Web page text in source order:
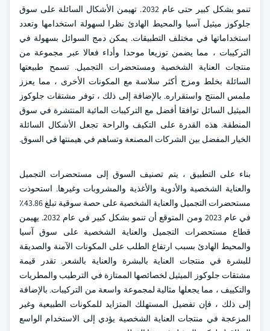
تنمو بشكل كبير حتى عام 2032. تهيمن الأشكال السائلة على سوق
جلوكوز ميثيل آسيا والمحيط الهادئ نظرا لسهولة استخدامها وتعدد
استخداماتها في مختلف التطبيقات. يمكن دمج السوائل بسهولة في
التركيبات ، مما يضمن توزيعا موحدا وأداء فعالا عبر مجموعة من
منتجات العناية الشخصية ومستحضرات التجميل. تسمح طبيعتها
السائلة بخلط ومزج أكثر سلاسة مع المكونات الأخرى ، مما يعزز
ملمس المنتج واستقراره. بالإضافة إلى ذلك ، توفر مشتقات جلوكوز
الميثيل السائل توافقا أفضل مع التركيبات المائية المنتشرة في سوق
المنطقة. هذه القدرة على التكيف والراحة تجعل الأشكال السائلة
الخيار المفضل بين الشركات المصنعة وتساهم في هيمنتها في السوق.
بناء على التطبيق ، يتم تصنيف السوق إلى مستحضرات التجميل
والعناية الشخصية والأدوية والأغذية والمشروبات وغيرها. استحوذت
مستحضرات التجميل والعناية الشخصية على حصة سوقية تبلغ 43.86٪
في عام 2023 ومن المتوقع أن تنمو بشكل كبير في عام 2032. يهيمن
قطاع مستحضرات التجميل والعناية الشخصية على سوق آسيا
والمحيط الهادئ بسبب ارتفاع الطلب على المكونات الآمنة والصديقة
للبشرة في منتجات العناية بالبشرة والعناية بالشعر. تقدر قيمة
مشتقات جلوكوز الميثيل لخصائصها الممتازة في الترطيب والمطريات
والتكييف ، مما يجعلها مثالية لمجموعة واسعة من التركيبات. بالإضافة
إلى ذلك ، فإن تفضيل المستهلك المتزايد للمكونات الطبيعية وغير
المزعجة في منتجات العناية الشخصية يؤدي إلى الاستخدام الواسع